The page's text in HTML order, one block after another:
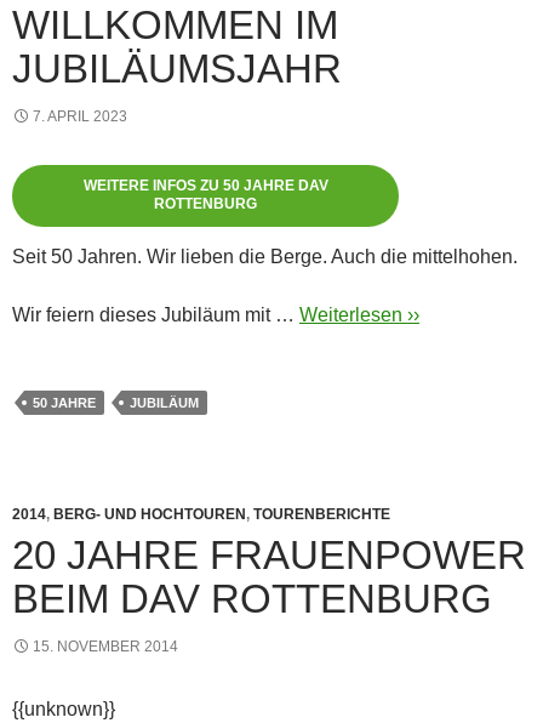
WILLKOMMEN IM
JUBILÄUMSJAHR
7. APRIL 2023
WEITERE INFOS ZU 50 JAHRE DAV
ROTTENBURG
Seit 50 Jahren. Wir lieben die Berge. Auch die mittelhohen.
Wir feiern dieses Jubiläum mit … Weiterlesen ››
50 JAHRE JUBILÄUM
2014, BERG- UND HOCHTOUREN, TOURENBERICHTE
20 JAHRE FRAUENPOWER
BEIM DAV ROTTENBURG
15. NOVEMBER 2014
{{unknown}}